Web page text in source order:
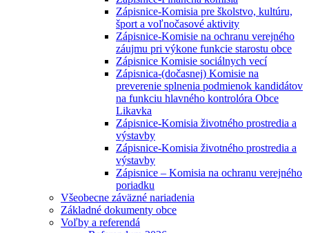
Zápisnice-Komisia pre školstvo, kultúru,
šport a voľnočasové aktivity
Zápisnice-Komisie na ochranu verejného
záujmu pri výkone funkcie starostu obce
Zápisnice Komisie sociálnych vecí
Zápisnica-(dočasnej) Komisie na
preverenie splnenia podmienok kandidátov
na funkciu hlavného kontrolóra Obce
Likavka
Zápisnice-Komisia životného prostredia a
výstavby
Zápisnice-Komisia životného prostredia a
výstavby
Zápisnice – Komisia na ochranu verejného
poriadku
Všeobecne záväzné nariadenia
Základné dokumenty obce
Voľby a referendá